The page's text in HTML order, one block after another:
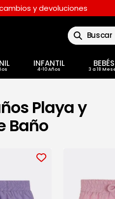
y devoluciones
Buscar
INFANTIL BEBÉS
Playa y
Baño